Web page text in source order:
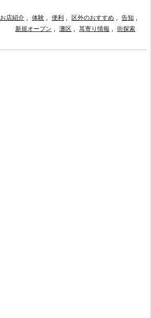
お店紹介 , 体験 , 便利 , 区外のおすすめ , 告知 ,
新規オープン , 灘区 , 耳寄り情報 , 街探索